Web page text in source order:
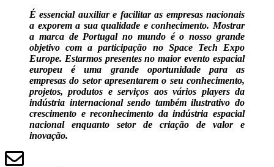
É essencial auxiliar e facilitar as empresas nacionais
a exporem a sua qualidade e conhecimento. Mostrar
a marca de Portugal no mundo é o nosso grande
objetivo com a participação no Space Tech Expo
Europe. Estarmos presentes no maior evento espacial
europeu é uma grande oportunidade para as
empresas do setor apresentarem o seu conhecimento,
projetos, produtos e serviços aos vários players da
indústria internacional sendo também ilustrativo do
crescimento e reconhecimento da indústria espacial
nacional enquanto setor de criação de valor e
inovação.